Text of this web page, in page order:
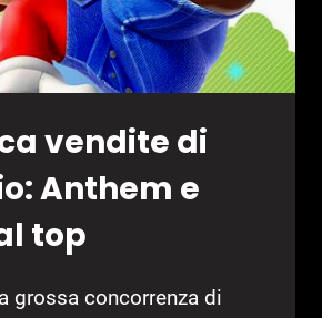
vendite di
Anthem e
top
grossa concorrenza di